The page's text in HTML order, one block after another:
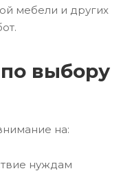
мебели и других
выбору
на:
нуждам